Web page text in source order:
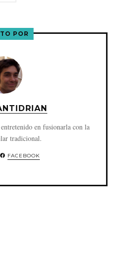
POR
en fusionarla con la
tradicional.
FACEBOOK